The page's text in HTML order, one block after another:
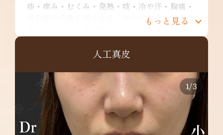
疹・痒み・むくみ・発熱・咳・冷や汗・胸痛・
吸引部の皮膚が硬くなる、凹凸になる・効果に
満足できない・施術箇所の知覚の麻痺・鈍さ、
しびれ・皮膚の色素沈着などを生じることがあ
リスク/副作用：内出血、腫れ、血流障害、痛
み、発熱、つっぱり感など
人工真皮：¥298,000円〜
リスク/副作用：腫れ、内出血、違和感、左右
差など
もっと見る
人工真皮
1/3